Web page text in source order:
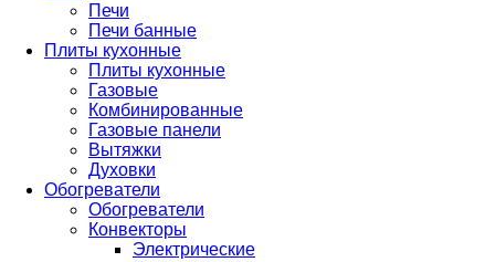
Печи
Печи банные
Плиты кухонные
Плиты кухонные
Газовые
Комбинированные
Газовые панели
Вытяжки
Духовки
Обогреватели
Обогреватели
Конвекторы
Электрические